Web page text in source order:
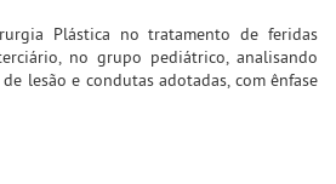
Plástica no tratamento de feridas
no grupo pediátrico, analisando
lesão e condutas adotadas, com ênfase